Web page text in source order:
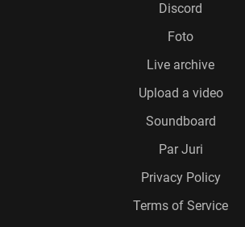
Discord
Foto
Live archive
Upload a video
Soundboard
Par Juri
Privacy Policy
Terms of Service